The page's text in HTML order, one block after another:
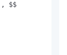
, $$